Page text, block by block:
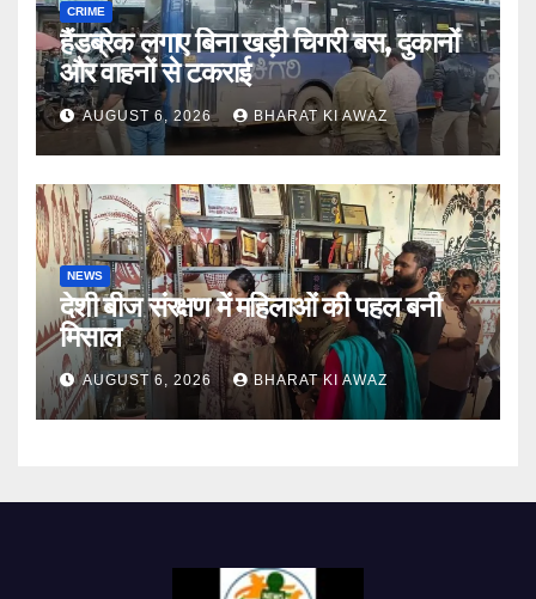
CRIME
हैंडब्रेक लगाए बिना खड़ी चिगरी बस, दुकानों
और वाहनों से टकराई
AUGUST 6, 2026 BHARAT KI AWAZ
NEWS
देशी बीज संरक्षण में महिलाओं की पहल बनी
मिसाल
AUGUST 6, 2026 BHARAT KI AWAZ